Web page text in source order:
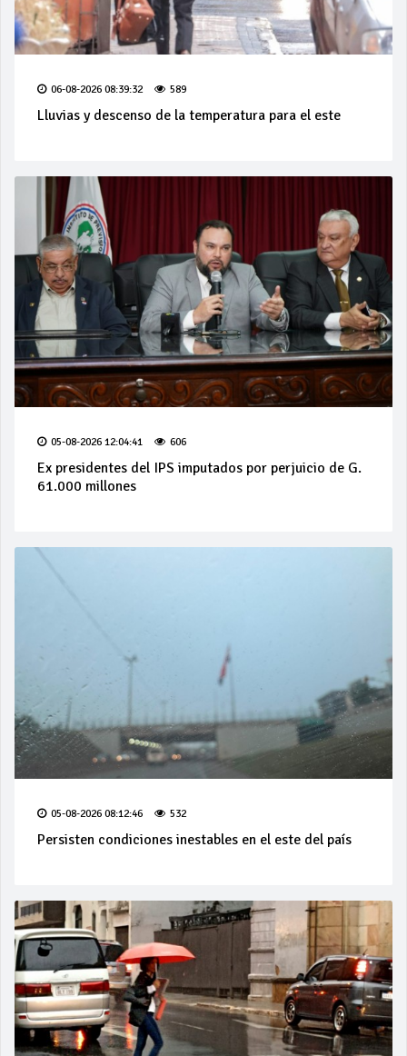
06-08-2026 08:39:32 589
Lluvias y descenso de la temperatura para el este
05-08-2026 12:04:41 606
Ex presidentes del IPS imputados por perjuicio de G.
61.000 millones
05-08-2026 08:12:46 532
Persisten condiciones inestables en el este del país